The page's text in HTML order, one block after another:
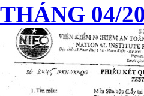
THÁNG 04/